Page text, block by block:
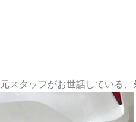
元スタッフがお世話している